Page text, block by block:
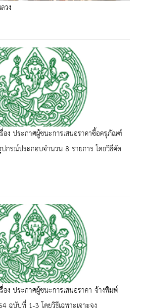
วง
อง ประกาศผู้ชนะการเสนอราคาซื้อครุภัณฑ์
กรณ์ประกอบจำนวน 8 รายการ โดยวิธีคัด
อง ประกาศผู้ชนะการเสนอราคา จ้างพิมพ์